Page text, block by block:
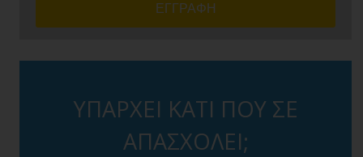
ΥΠΑΡΧΕΙ ΚΑΤΙ ΠΟΥ ΣΕ
ΑΠΑΣΧΟΛΕΙ;